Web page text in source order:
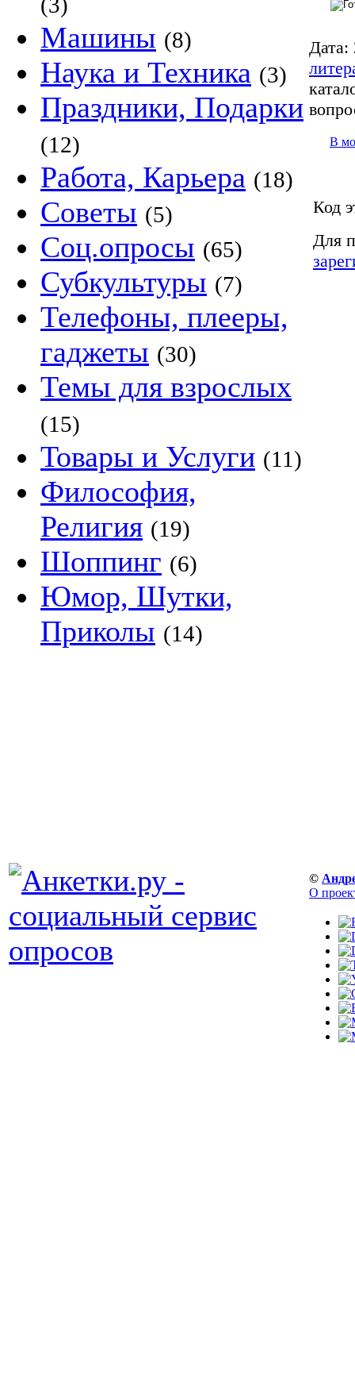
Машины (8)
Наука и Техника (3)
Праздники, Подарки
(12)
Работа, Карьера (18)
Советы (5)
Соц.опросы (65)
Субкультуры (7)
Телефоны, плееры,
гаджеты (30)
Темы для взрослых
(15)
Товары и Услуги (11)
Философия,
Религия (19)
Шоппинг (6)
Юмор, Шутки,
Приколы (14)
Дата:
В
Код
Для
©
О